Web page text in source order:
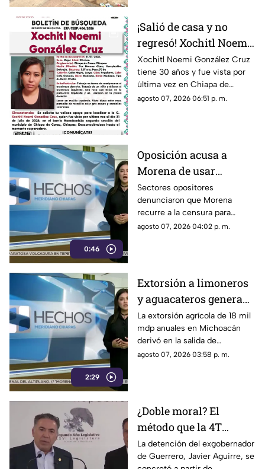
¡Salió de casa y no
regresó! Xochitl Noemi
desapareció en Chiapa
de Corzo
Xochitl Noemi González Cruz
tiene 30 años y fue vista por
última vez en Chiapa de
Corzo, Chiapas.
agosto 07, 2026 06:51 p. m.
0:46
Oposición acusa a
Morena de usar
censura para ocultar
seńalamientos de
narcopolítica
Sectores opositores
denunciaron que Morena
recurre a la censura para
imponer su versión oficial y
agosto 07, 2026 04:02 p. m.
2:29
Extorsión a limoneros
y aguacateros genera
pérdidas de 18 mil mdp
en Michoacán
La extorsión agrícola de 18 mil
mdp anuales en Michoacán
derivó en la salida de
inspectores de EE. UU.,
agosto 07, 2026 03:58 p. m.
¿Doble moral? El
método que la 4T
desacredita para Rocha
Moya y Enrique
La detención del exgobernador
de Guerrero, Javier Aguirre, se